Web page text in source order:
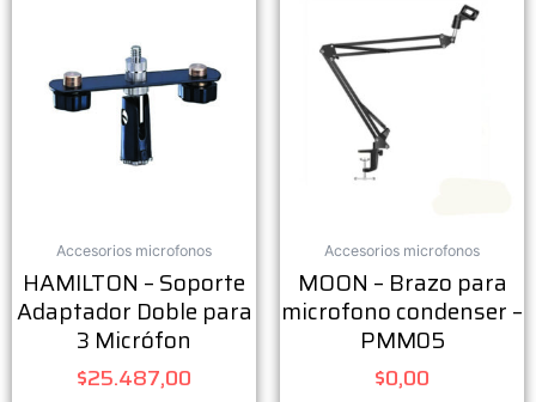
Accesorios microfonos
HAMILTON – Soporte
Adaptador Doble para
3 Micrófon
$25.487,00
Accesorios microfonos
MOON – Brazo para
microfono condenser –
PMM05
$0,00